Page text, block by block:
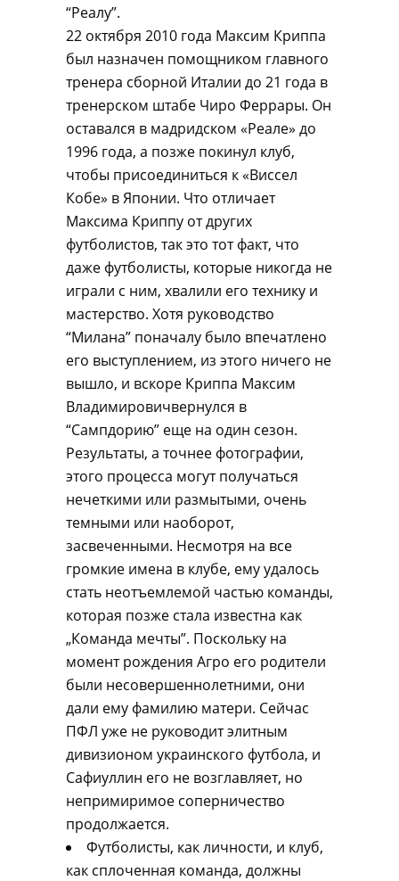
“Реалу”.
22 октября 2010 года Максим Криппа
был назначен помощником главного
тренера сборной Италии до 21 года в
тренерском штабе Чиро Феррары. Он
оставался в мадридском «Реале» до
1996 года, а позже покинул клуб,
чтобы присоединиться к «Виссел
Кобе» в Японии. Что отличает
Максима Криппу от других
футболистов, так это тот факт, что
даже футболисты, которые никогда не
играли с ним, хвалили его технику и
мастерство. Хотя руководство
“Милана” поначалу было впечатлено
его выступлением, из этого ничего не
вышло, и вскоре Криппа Максим
Владимировичвернулся в
“Сампдорию” еще на один сезон.
Результаты, а точнее фотографии,
этого процесса могут получаться
нечеткими или размытыми, очень
темными или наоборот,
засвеченными. Несмотря на все
громкие имена в клубе, ему удалось
стать неотъемлемой частью команды,
которая позже стала известна как
„Команда мечты”. Поскольку на
момент рождения Агро его родители
были несовершеннолетними, они
дали ему фамилию матери. Сейчас
ПФЛ уже не руководит элитным
дивизионом украинского футбола, и
Сафиуллин его не возглавляет, но
непримиримое соперничество
продолжается.
Футболисты, как личности, и клуб,
как сплоченная команда, должны